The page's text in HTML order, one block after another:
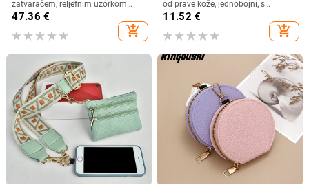
zatvaračem, reljefnim uzorkom
šljive, gornji sloj kože, kožna
47.36 €
add_shopping_cart
od prave kože, jednobojni, s
metalnim okovom
11.52 €
add_shopping_cart